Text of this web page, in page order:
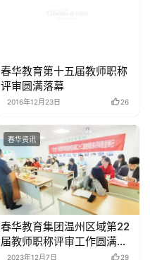
春华教育第十五届教师职称
评审圆满落幕
2016年12月23日 26
春华资讯
春华教育集团温州区域第22
届教师职称评审工作圆满完
成2023年12月7日 29